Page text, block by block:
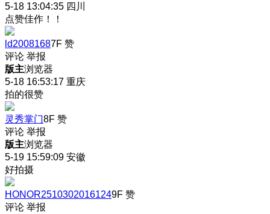
5-18 13:04:35 四川
点赞佳作！！
ld20081687F 赞
评论 举报
版主浏览器
5-18 16:53:17 重庆
拍的很赞
灵秀掌门8F 赞
评论 举报
版主浏览器
5-19 15:59:09 安徽
好拍摄
HONOR25103020161249F 赞
评论 举报